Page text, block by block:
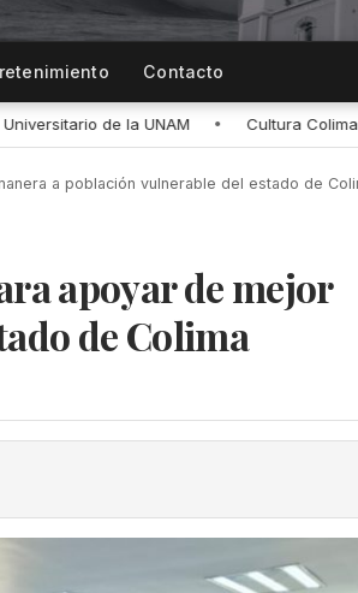
Contacto
e INAH impulsan la reactivación de museos
a población vulnerable del estado de
apoyar de mejor
de Colima